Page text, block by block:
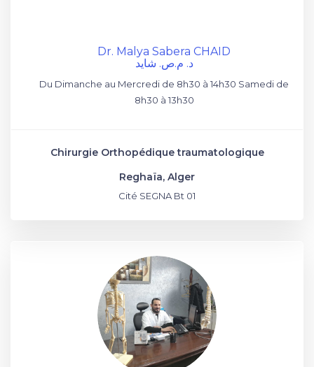
Dr. Malya Sabera CHAID
د. م.ص. شايد
Du Dimanche au Mercredi de 8h30 à 14h30 Samedi de
8h30 à 13h30
Chirurgie Orthopédique traumatologique
Reghaïa, Alger
Cité SEGNA Bt 01